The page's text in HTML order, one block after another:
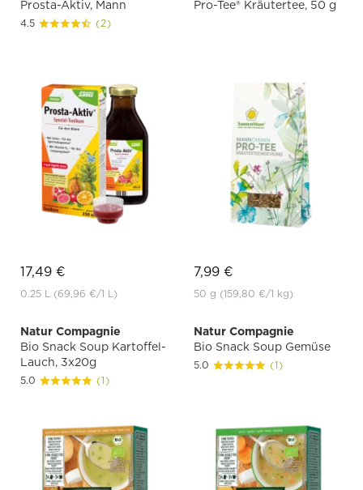
Prosta-Aktiv, Mann
4.5 (2)
17,49 €
0.25 L (69,96 €/1 L)
Pro-Tee® Kräutertee, 50 g
7,99 €
50 g (159,80 €/1 kg)
Natur Compagnie
Bio Snack Soup Kartoffel-
Lauch, 3x20g
5.0 (1)
Natur Compagnie
Bio Snack Soup Gemüse
5.0 (1)